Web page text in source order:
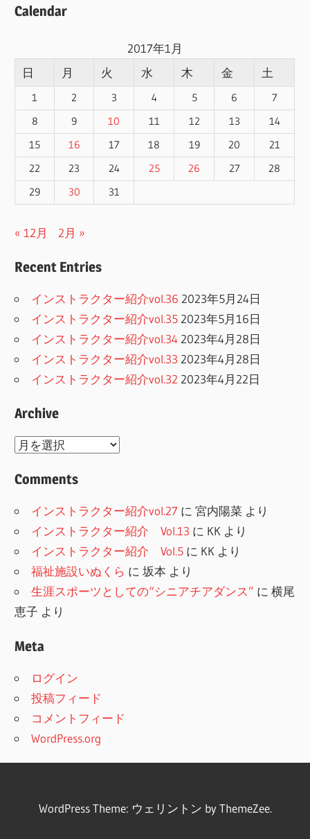
Calendar
2017年1月
日
月 火 水 木 金 土
1 2 3 4 5 6
7
8
9 10 11 12 13
14
15
16 17 18 19 20
21
22
23 24 25 26 27
28
29
30 31
« 12月 2月 »
Recent Entries
インストラクター紹介vol.36 2023年5月24日
インストラクター紹介vol.35 2023年5月16日
インストラクター紹介vol.34 2023年4月28日
インストラクター紹介vol.33 2023年4月28日
インストラクター紹介vol.32 2023年4月22日
Archive
Archive
Comments
インストラクター紹介vol.27 に宮内陽菜 より
インストラクター紹介 Vol.13 に KK より
インストラクター紹介 Vol.5 に KK より
福祉施設いぬくら に坂本 より
生涯スポーツとしての“シニアチアダンス” に横尾
恵子 より
Meta
ログイン
投稿フィード
コメントフィード
WordPress.org
WordPress Theme: ウェリントン by ThemeZee.